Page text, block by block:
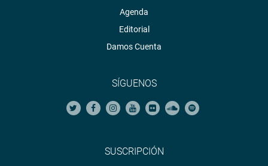
Agenda
Editorial
Damos Cuenta
SÍGUENOS
SUSCRIPCIÓN